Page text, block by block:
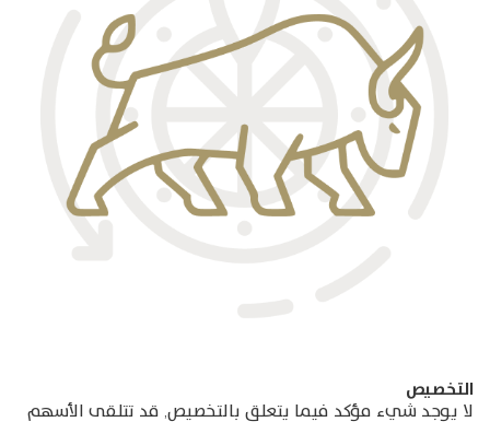
التخصيص
لا يوجد شيء مؤكد فيما يتعلق بالتخصيص, قد تتلقى الأسهم